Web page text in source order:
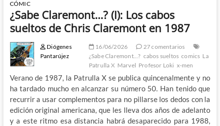
CÓMIC
¿Sabe Claremont…? (I): Los cabos
sueltos de Chris Claremont en 1987
Diógenes
Pantarújez
16/06/2026
27 comentarios
¿Sabe Claremont...? cabos sueltos comics La
Patrulla X Marvel Profesor Loki x-men
Verano de 1987, la Patrulla X se publica quincenalmente y no
ha tardado mucho en alcanzar su número 50. Han tenido que
recurrir a usar complementos para no pillarse los dedos con la
edición original americana, que les lleva dos años de adelanto
y a este ritmo esa distancia habrá desaparecido para 1988,